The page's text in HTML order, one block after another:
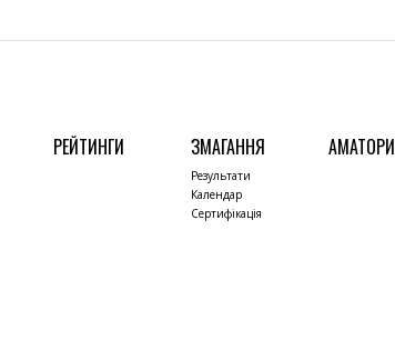
РЕЙТИНГИ ЗМАГАННЯ
Результати
Календар
Сертифікація
АМАТОРИ